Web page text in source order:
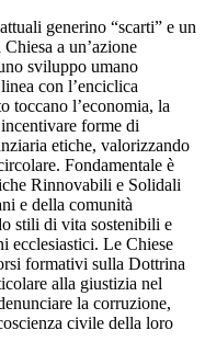
generino “scarti” e un
a un’azione
sviluppo umano
con l’enciclica
toccano l’economia, la
forme di
etiche, valorizzando
Fondamentale è
Rinnovabili e Solidali
e della comunità
stili di vita sostenibili e
ecclesiastici. Le Chiese
formativi sulla Dottrina
alla giustizia nel
la corruzione,
civile della loro